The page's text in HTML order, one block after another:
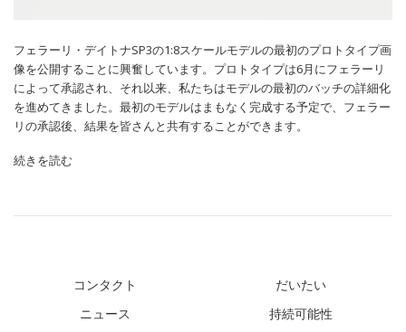
フェラーリ・デイトナSP3の1:8スケールモデルの最初のプロトタイプ画
像を公開することに興奮しています。プロトタイプは6月にフェラーリ
によって承認され、それ以来、私たちはモデルの最初のバッチの詳細化
を進めてきました。最初のモデルはまもなく完成する予定で、フェラー
リの承認後、結果を皆さんと共有することができます。
続きを読む
コンタクト
ニュース
だいたい
持続可能性